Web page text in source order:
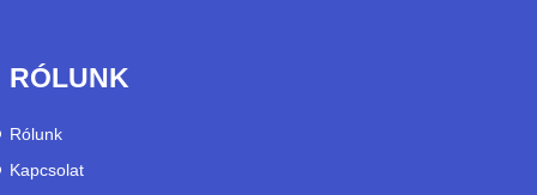
RÓLUNK
Rólunk
Kapcsolat